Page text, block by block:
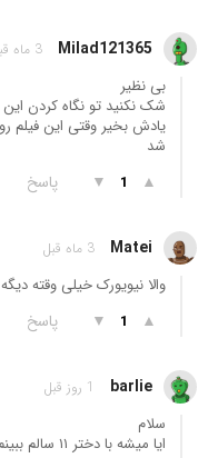
Milad121365 3 ماه قبل
بی نظیر
شک نکنید تو نگاه کردن این
یادش بخیر وقتی این فیلم
شد
▲
1
▼ پاسخ
Matei 3 ماه قبل
والا نیویورک خیلی وقته
▲
1
▼ پاسخ
barlie 1 روز قبل
سلام
ایا میشه با دختر ۱۱ سالم ببینم ؟ یا صحنه های نامناسب داره؟؟؟